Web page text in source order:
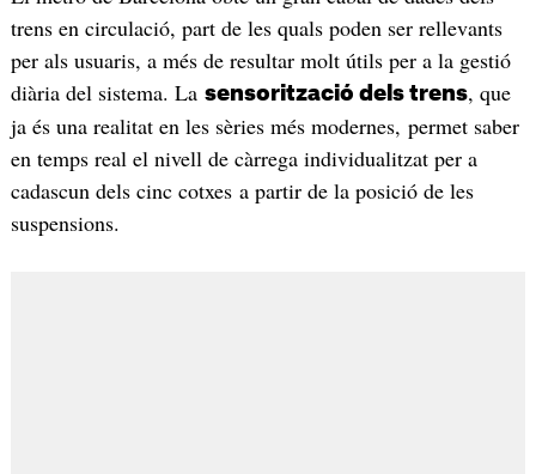
trens en circulació, part de les quals poden ser rellevants
per als usuaris, a més de resultar molt útils per a la gestió
diària del sistema. La sensorització dels trens, que
ja és una realitat en les sèries més modernes, permet saber
en temps real el nivell de càrrega individualitzat per a
cadascun dels cinc cotxes a partir de la posició de les
suspensions.